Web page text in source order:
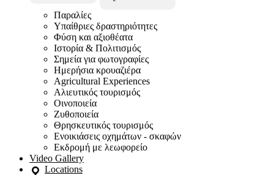
Παραλίες
Υπαίθριες δραστηριότητες
Φύση και αξιοθέατα
Ιστορία & Πολιτισμός
Σημεία για φωτογραφίες
Ημερήσια κρουαζιέρα
Agricultural Experiences
Αλιευτικός τουρισμός
Οινοποιεία
Ζυθοποιεία
Θρησκευτικός τουρισμός
Ενοικιάσεις οχημάτων - σκαφών
Εκδρομή με λεωφορείο
Video Gallery
Locations